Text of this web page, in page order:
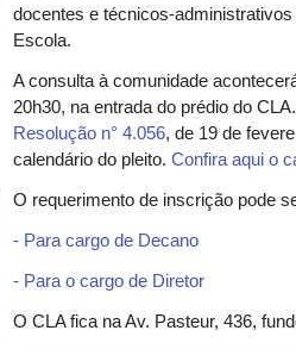
docentes e técnicos-
Escola.
A consulta à comunidade
20h30, na entrada do prédio do
Resolução n° 4.056, de 19 de
calendário do pleito.Confira aqui o
O requerimento de inscrição pode
- Para cargo de Decano
- Para o cargo de Diretor
O CLA fica na Av. Pasteur, 436,